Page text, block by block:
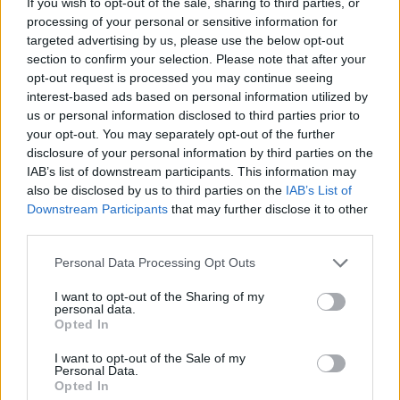
processing of your personal or sensitive information for
targeted advertising by us, please use the below opt-out
section to confirm your selection. Please note that after your
opt-out request is processed you may continue seeing
interest-based ads based on personal information utilized by
us or personal information disclosed to third parties prior to
your opt-out. You may separately opt-out of the further
disclosure of your personal information by third parties on the
IAB’s list of downstream participants. This information may
also be disclosed by us to third parties on the IAB’s List of
Downstream Participants that may further disclose it to other
Personal Data Processing Opt Outs
I want to opt-out of the Sharing of my
personal data.
Opted In
I want to opt-out of the Sale of my
Personal Data.
Opted In
Στο ΥΠΕΝ οι προτάσεις του ΤΕΕ/ΤΑΚ για το μέλλον της
βιομηχανίας στην Κρήτη
Κρήτη: Έδειχνε το 10χρονο κορίτσι και ρωτούσε "πόσο;" -
Έρευνες για παιδεραστή τουρίστα - Δείτε βίντεο
ΠΕΡΙΣΣΟΤΕΡΑ
Οροπέδιο Λασιθίου: Στην τελική ευθεία για τους 45ους
Οροπέδιο Λασιθίου: Στην τελική
ευθεία για τους 45ους Δικταίους